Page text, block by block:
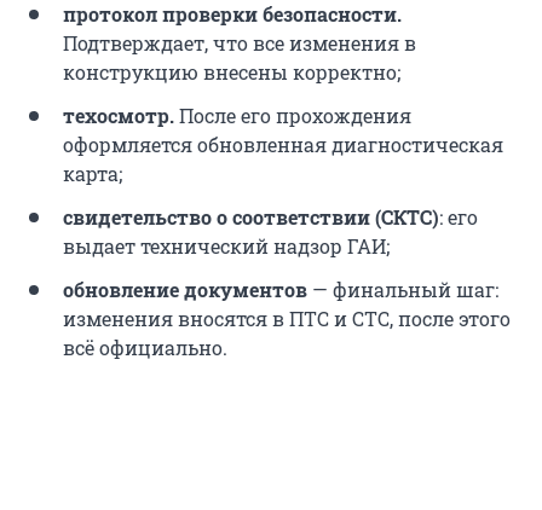
протокол проверки безопасности.
Подтверждает, что все изменения в
конструкцию внесены корректно;
техосмотр.После его прохождения
оформляется обновленная диагностическая
карта;
свидетельство о соответствии (СКТС): его
выдает технический надзор ГАИ;
обновление документов — финальный шаг:
изменения вносятся в ПТС и СТС, после этого
всё официально.